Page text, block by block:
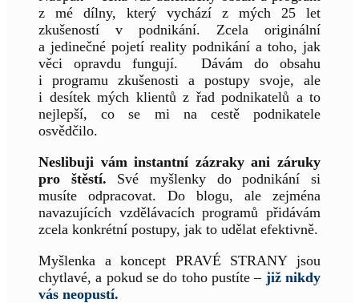
z mé dílny, který vychází z mých 25 let
zkušeností v podnikání. Zcela originální
a jedinečné pojetí reality podnikání a toho, jak
věci opravdu fungují. Dávám do obsahu
i programu zkušenosti a postupy svoje, ale
i desítek mých klientů z řad podnikatelů a to
nejlepší, co se mi na cestě podnikatele
osvědčilo.
Neslibuji vám instantní zázraky ani záruky
pro štěstí. Své myšlenky do podnikání si
musíte odpracovat. Do blogu, ale zejména
navazujících vzdělávacích programů přidávám
zcela konkrétní postupy, jak to udělat efektivně.
Myšlenka a koncept PRAVÉ STRANY jsou
chytlavé, a pokud se do toho pustíte –již nikdy
vás neopustí.